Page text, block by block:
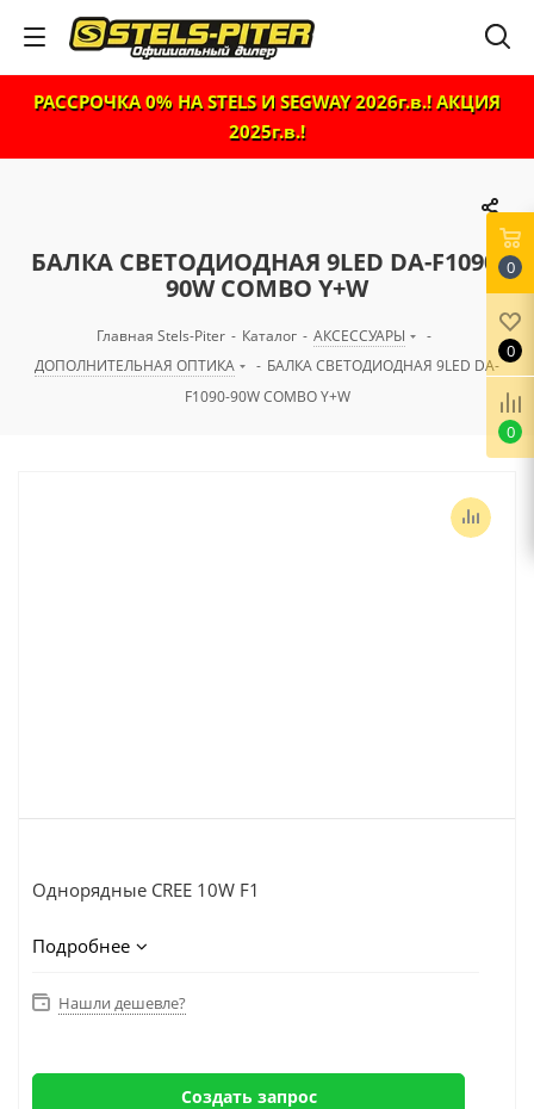
РАССРОЧКА 0% НА STELS И SEGWAY 2026г.в.! АКЦИЯ
2025г.в.!
БАЛКА СВЕТОДИОДНАЯ 9LED DA-F1090-
90W COMBO Y+W
Главная Stels-Piter - Каталог - АКСЕССУАРЫ
-
ДОПОЛНИТЕЛЬНАЯ ОПТИКА
- БАЛКА СВЕТОДИОДНАЯ 9LED DA-
F1090-90W COMBO Y+W
Однорядные CREE 10W F1
БАЛКА СВЕТОДИОДНАЯ 9LED DA-F1090-90W
Подробнее
Нашли дешевле?
Создать запрос
0
0
0